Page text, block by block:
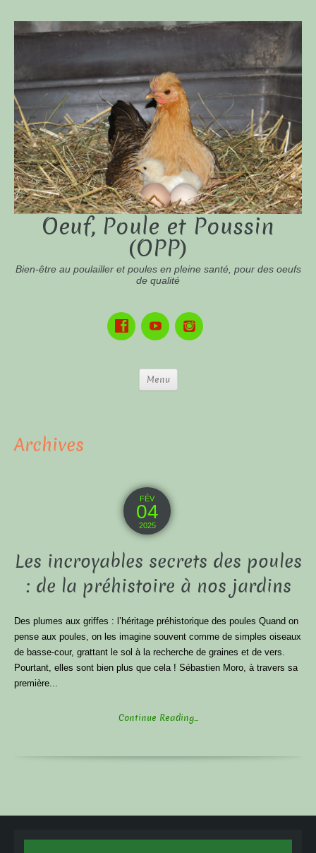
Oeuf, Poule et Poussin
(OPP)
Bien-être au poulailler et poules en pleine santé, pour des oeufs
de qualité
Menu
Archives
FÉV
04
2025
Les incroyables secrets des poules
: de la préhistoire à nos jardins
Des plumes aux griffes : l’héritage préhistorique des poules Quand on
pense aux poules, on les imagine souvent comme de simples oiseaux
de basse-cour, grattant le sol à la recherche de graines et de vers.
Pourtant, elles sont bien plus que cela ! Sébastien Moro, à travers sa
première...
Continue Reading...